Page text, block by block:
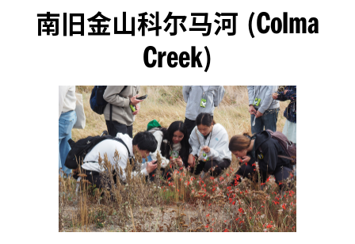
南旧金山科尔马河 (Colma
Creek)